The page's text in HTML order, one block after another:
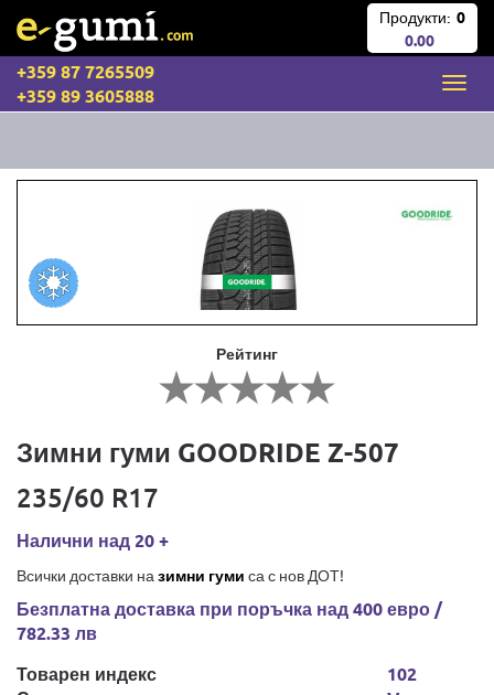
Продукти: 0
0.00
+359 87 7265509
+359 89 3605888
Рейтинг
Зимни гуми GOODRIDE Z-507
235/60 R17
Налични над 20 +
Всички доставки на зимни гуми са с нов ДОТ!
Безплатна доставка при поръчка над 400 евро /
782.33 лв
Товарен индекс
102